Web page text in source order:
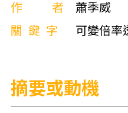
作者
蕭季威
關鍵字
可變倍率
摘要或動機